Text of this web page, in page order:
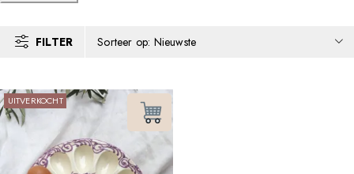
FILTER Sorteer op: Nieuwste
UITVERKOCHT